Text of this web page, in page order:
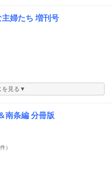
婦たち 増刊号
を見る▼
南条編 分冊版
）